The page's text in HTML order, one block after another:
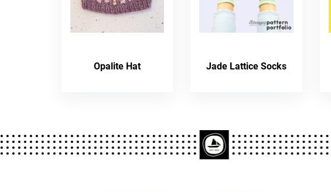
Opalite Hat Jade Lattice Socks